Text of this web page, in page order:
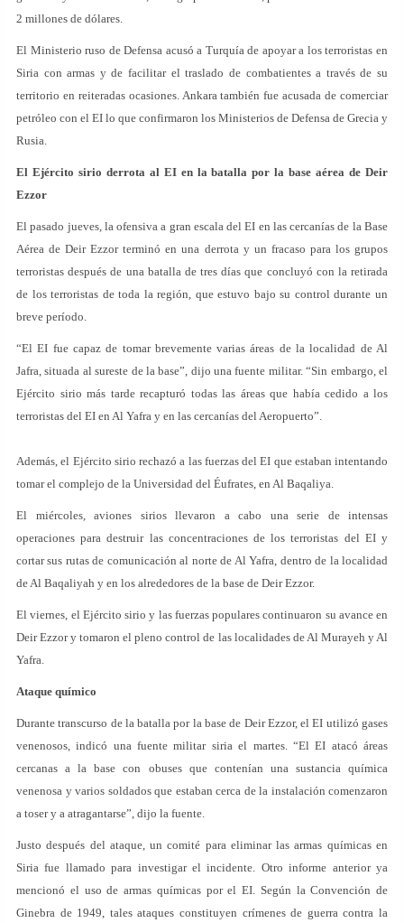
2 millones de dólares.
El Ministerio ruso de Defensa acusó a Turquía de apoyar a los terroristas en
Siria con armas y de facilitar el traslado de combatientes a través de su
territorio en reiteradas ocasiones. Ankara también fue acusada de comerciar
petróleo con el EI lo que confirmaron los Ministerios de Defensa de Grecia y
Rusia.
El Ejército sirio derrota al EI en la batalla por la base aérea de Deir
Ezzor
El pasado jueves, la ofensiva a gran escala del EI en las cercanías de la Base
Aérea de Deir Ezzor terminó en una derrota y un fracaso para los grupos
terroristas después de una batalla de tres días que concluyó con la retirada
de los terroristas de toda la región, que estuvo bajo su control durante un
breve período.
“El EI fue capaz de tomar brevemente varias áreas de la localidad de Al
Jafra, situada al sureste de la base”, dijo una fuente militar. “Sin embargo, el
Ejército sirio más tarde recapturó todas las áreas que había cedido a los
terroristas del EI en Al Yafra y en las cercanías del Aeropuerto”.
Además, el Ejército sirio rechazó a las fuerzas del EI que estaban intentando
tomar el complejo de la Universidad del Éufrates, en Al Baqaliya.
El miércoles, aviones sirios llevaron a cabo una serie de intensas
operaciones para destruir las concentraciones de los terroristas del EI y
cortar sus rutas de comunicación al norte de Al Yafra, dentro de la localidad
de Al Baqaliyah y en los alrededores de la base de Deir Ezzor.
El viernes, el Ejército sirio y las fuerzas populares continuaron su avance en
Deir Ezzor y tomaron el pleno control de las localidades de Al Murayeh y Al
Yafra.
Ataque químico
Durante transcurso de la batalla por la base de Deir Ezzor, el EI utilizó gases
venenosos, indicó una fuente militar siria el martes. “El EI atacó áreas
cercanas a la base con obuses que contenían una sustancia química
venenosa y varios soldados que estaban cerca de la instalación comenzaron
a toser y a atragantarse”, dijo la fuente.
Justo después del ataque, un comité para eliminar las armas químicas en
Siria fue llamado para investigar el incidente. Otro informe anterior ya
mencionó el uso de armas químicas por el EI. Según la Convención de
Ginebra de 1949, tales ataques constituyen crímenes de guerra contra la